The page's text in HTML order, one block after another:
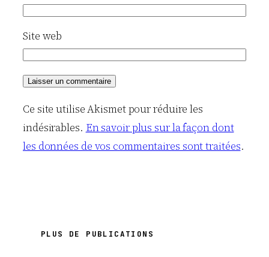
Site web
Ce site utilise Akismet pour réduire les
indésirables. En savoir plus sur la façon dont
les données de vos commentaires sont traitées.
PLUS DE PUBLICATIONS